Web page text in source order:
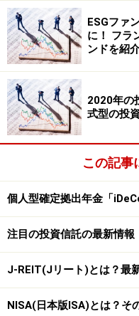
債券型の投資信託の多
類の債券にのみ投資し
債にのみ投資するなど
ド。国債にのみ投資す
るファンド。高格付け
によって限定するファ
格付けでBB格以下の
る）いわゆる「ジャン
に満たない債券を集め
格付けが低いというこ
1つのハイ・イールド
券に分散投資していま
ちの１つがデフォルト
ESGファ
に！ フラ
ンドを紹
2020年の
式型の投
この記事
個人型確定拠出年金「
注目の投資信託の最新情報
J-REIT(Jリート)とは？最
NISA(日本版ISA)とは？そ